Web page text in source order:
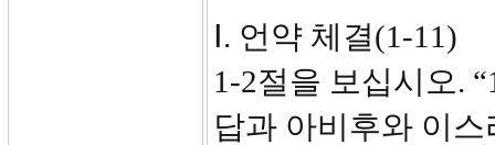
Ⅰ. 언약 체결(1-11)
1-2절을 보십시오.
답과 아비후와 이